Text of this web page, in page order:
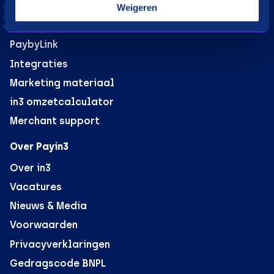
Weigeren
PaybyLink
Integraties
Marketing materiaal
in3 omzetcalculator
Merchant support
Over Payin3
Over in3
Vacatures
Nieuws & Media
Voorwaarden
Privacyverklaringen
Gedragscode BNPL